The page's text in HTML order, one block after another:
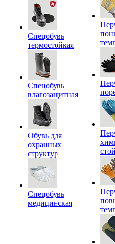
Спецобувь
термостойкая
Спецобувь
влагозащитная
Обувь для
охранных
структур
Спецобувь
медицинская